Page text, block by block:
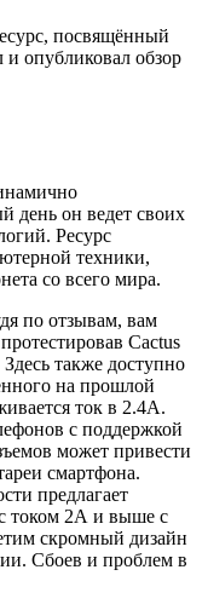
посвящённый
и опубликовал обзор
день он ведет своих
Ресурс
техники,
со всего мира.
по отзывам, вам
Cactus
также доступно
на прошлой
ток в 2.4А.
с поддержкой
может привести
смартфона.
предлагает
током 2А и выше с
скромный дизайн
Сбоев и проблем в